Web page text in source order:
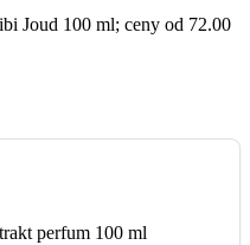
Joud 100 ml; ceny od 72.00
perfum 100 ml